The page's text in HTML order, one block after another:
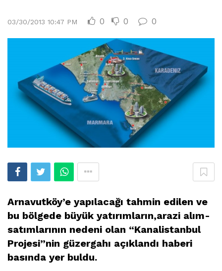
03/30/2013 10:47 PM 0 0 0
Arnavutköy’e yapılacağı tahmin edilen ve
bu bölgede büyük yatırımların,arazi alım-
satımlarının nedeni olan “Kanalistanbul
Projesi”nin güzergahı açıklandı haberi
basında yer buldu.